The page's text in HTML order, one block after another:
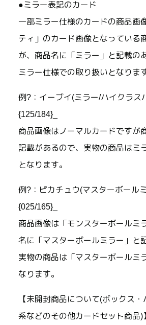
●ミラー表記のカード
一部ミラー仕様のカードの商品画
ティ」のカード画像となっている
が、商品名に「ミラー」と記載の
ミラー仕様での取り扱いとなります
例?：イーブイ(ミラー/ハイクラス
{125/184}_
商品画像はノーマルカードですが
記載があるので、実物の商品はミ
となります。
例?：ピカチュウ(マスターボール
{025/165}_
商品画像は「モンスターボールミ
名に「マスターボールミラー」と
実物の商品は「マスターボールミ
なります。
【未開封商品について(ボックス
系などのその他カードセット商品)